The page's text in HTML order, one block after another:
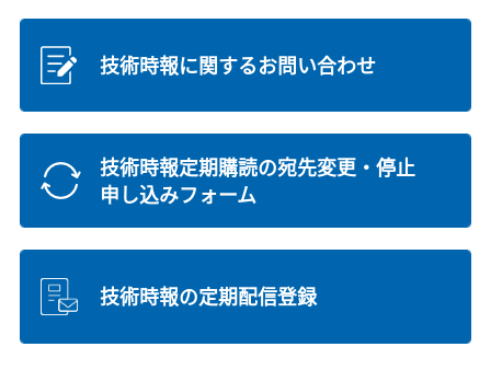
技術時報に関するお問い合わせ
技術時報定期購読の宛先変更・停止
申し込みフォーム
技術時報の定期配信登録